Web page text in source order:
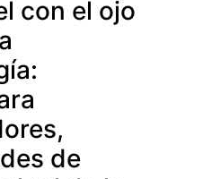
con el ojo
de